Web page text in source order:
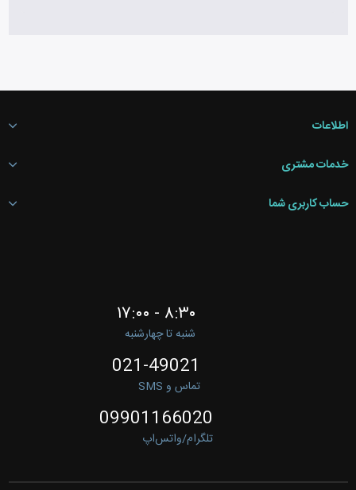
اطلاعات
خدمات مشتری
حساب کاربری شما
۸:۳۰ - ۱۷:۰۰
شنبه تا چهارشنبه
021-49021
تماس و SMS
09901166020
تلگرام/واتس‌اپ